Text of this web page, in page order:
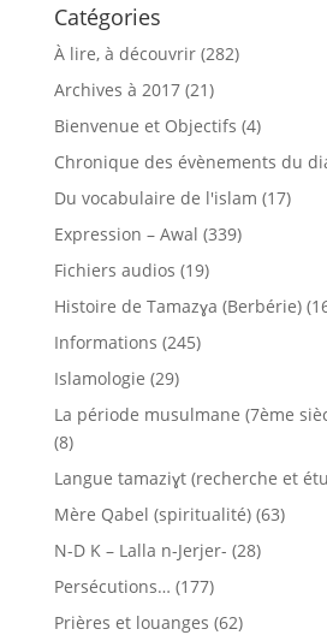
Catégories
À lire, à découvrir(282)
Archives à 2017(21)
Bienvenue et Objectifs (4)
Chronique des évènements du
Du vocabulaire de l'islam (17)
Expression – Awal (339)
Fichiers audios (19)
Histoire de Tamazɣa (Berbérie)
Informations (245)
Islamologie (29)
La période musulmane (7ème
(8)
Langue tamaziɣt (recherche et
Mère Qabel (spiritualité)(63)
N-D K – Lalla n-Jerjer- (28)
Persécutions… (177)
Prières et louanges (62)